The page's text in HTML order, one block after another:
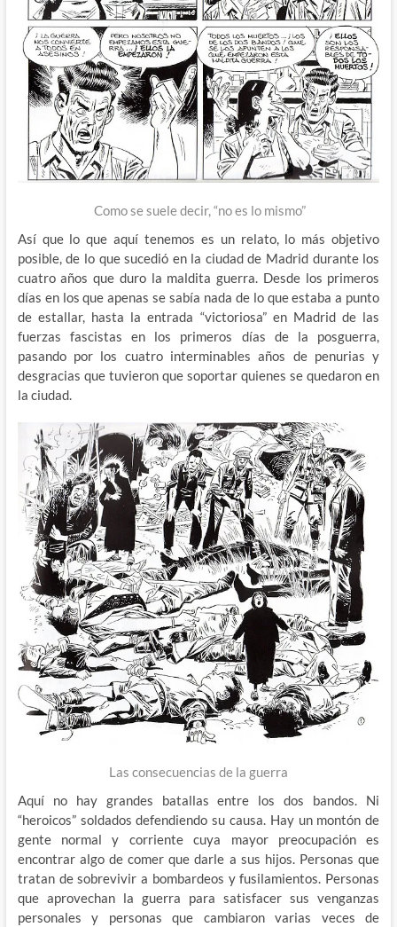
Como se suele decir, “no es lo mismo”
Así que lo que aquí tenemos es un relato, lo más objetivo
posible, de lo que sucedió en la ciudad de Madrid durante los
cuatro años que duro la maldita guerra. Desde los primeros
días en los que apenas se sabía nada de lo que estaba a punto
de estallar, hasta la entrada “victoriosa” en Madrid de las
fuerzas fascistas en los primeros días de la posguerra,
pasando por los cuatro interminables años de penurias y
desgracias que tuvieron que soportar quienes se quedaron en
la ciudad.
Las consecuencias de la guerra
Aquí no hay grandes batallas entre los dos bandos. Ni
“heroicos” soldados defendiendo su causa. Hay un montón de
gente normal y corriente cuya mayor preocupación es
encontrar algo de comer que darle a sus hijos. Personas que
tratan de sobrevivir a bombardeos y fusilamientos. Personas
que aprovechan la guerra para satisfacer sus venganzas
personales y personas que cambiaron varias veces de